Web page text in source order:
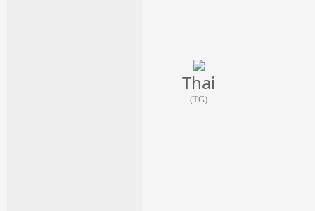
Thai
(TG)